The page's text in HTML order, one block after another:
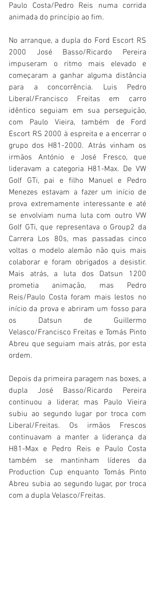
Paulo Costa/Pedro Reis numa corrida
animada do princípio ao fim.
No arranque, a dupla do Ford Escort RS
2000 José Basso/Ricardo Pereira
impuseram o ritmo mais elevado e
começaram a ganhar alguma distância
para a concorrência. Luis Pedro
Liberal/Francisco Freitas em carro
idêntico seguiam em sua perseguição,
com Paulo Vieira, também de Ford
Escort RS 2000 à espreita e a encerrar o
grupo dos H81-2000. Atrás vinham os
irmãos António e José Fresco, que
lideravam a categoria H81-Max. De VW
Golf GTi, pai e filho Manuel e Pedro
Menezes estavam a fazer um início de
prova extremamente interessante e até
se envolviam numa luta com outro VW
Golf GTi, que representava o Group2 da
Carrera Los 80s, mas passadas cinco
voltas o modelo alemão não quis mais
colaborar e foram obrigados a desistir.
Mais atrás, a luta dos Datsun 1200
prometia animação, mas Pedro
Reis/Paulo Costa foram mais lestos no
início da prova e abriram um fosso para
os Datsun de Guillermo
Velasco/Francisco Freitas e Tomás Pinto
Abreu que seguiam mais atrás, por esta
ordem.
Depois da primeira paragem nas boxes, a
dupla José Basso/Ricardo Pereira
continuou a liderar, mas Paulo Vieira
subiu ao segundo lugar por troca com
Liberal/Freitas. Os irmãos Frescos
continuavam a manter a liderança da
H81-Max e Pedro Reis e Paulo Costa
também se mantinham líderes da
Production Cup enquanto Tomás Pinto
Abreu subia ao segundo lugar, por troca
com a dupla Velasco/Freitas.